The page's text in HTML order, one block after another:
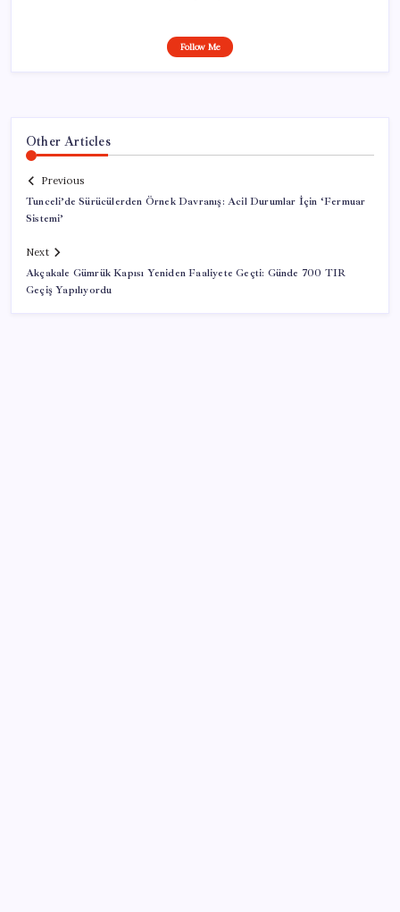
Follow Me
Other Articles
Previous
Tunceli’de Sürücülerden Örnek Davranış: Acil Durumlar İçin ‘Fermuar
Sistemi’
Next
Akçakale Gümrük Kapısı Yeniden Faaliyete Geçti: Günde 700 TIR
Geçiş Yapılıyordu